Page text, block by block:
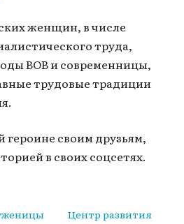
женщин, в числе
труда,
ВОВ и современницы,
трудовые традиции
своим друзьям,
в своих соцсетях.
Центр развития